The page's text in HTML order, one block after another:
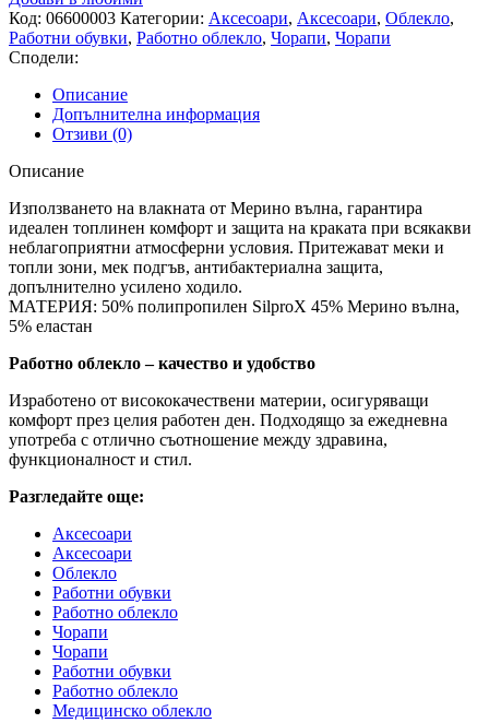
RED
Код: 06600003 Категории: Аксесоари, Аксесоари, Облекло,
Работни обувки, Работно облекло, Чорапи, Чорапи
Сподели:
Описание
Допълнителна информация
Отзиви (0)
Описание
Използването на влакната от Мерино вълна, гарантира
идеален топлинен комфорт и защита на краката при всякакви
неблагоприятни атмосферни условия. Притежават меки и
топли зони, мек подгъв, антибактериална защита,
допълнително усилено ходило.
МАТЕРИЯ: 50% полипропилен SilproX 45% Мерино вълна,
5% еластан
Работно облекло – качество и удобство
Изработено от висококачествени материи, осигуряващи
комфорт през целия работен ден. Подходящо за ежедневна
употреба с отлично съотношение между здравина,
функционалност и стил.
Разгледайте още:
Аксесоари
Аксесоари
Облекло
Работни обувки
Работно облекло
Чорапи
Чорапи
Работни обувки
Работно облекло
Медицинско облекло